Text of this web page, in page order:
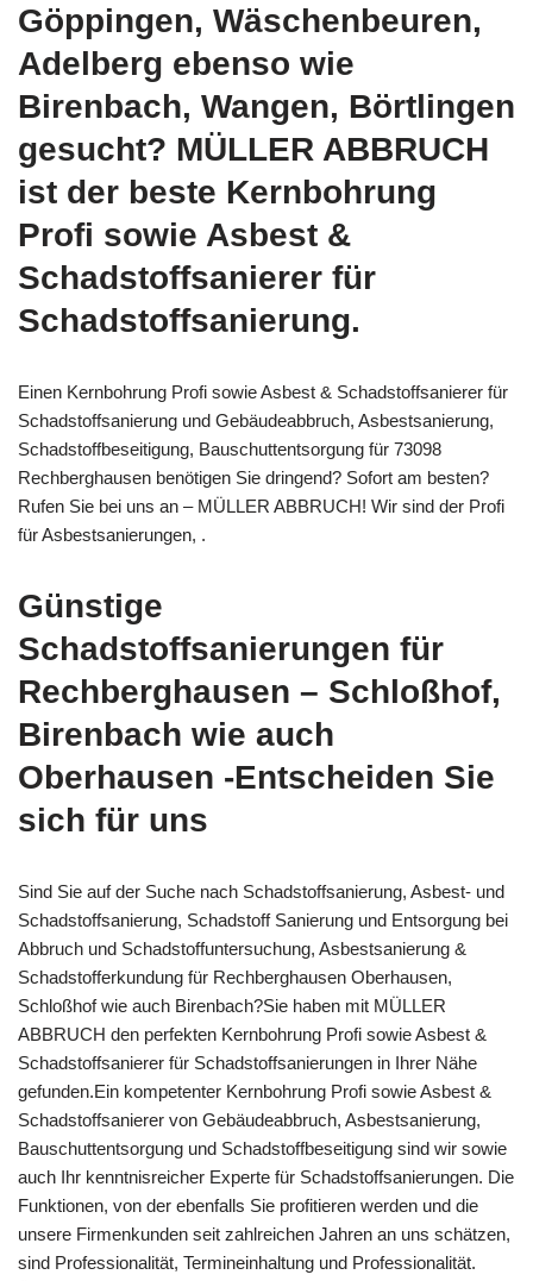
Göppingen, Wäschenbeuren,
Adelberg ebenso wie
Birenbach, Wangen, Börtlingen
gesucht? MÜLLER ABBRUCH
ist der beste Kernbohrung
Profi sowie Asbest &
Schadstoffsanierer für
Schadstoffsanierung.
Einen Kernbohrung Profi sowie Asbest & Schadstoffsanierer für
Schadstoffsanierung und Gebäudeabbruch, Asbestsanierung,
Schadstoffbeseitigung, Bauschuttentsorgung für 73098
Rechberghausen benötigen Sie dringend? Sofort am besten?
Rufen Sie bei uns an – MÜLLER ABBRUCH! Wir sind der Profi
für Asbestsanierungen, .
Günstige
Schadstoffsanierungen für
Rechberghausen – Schloßhof,
Birenbach wie auch
Oberhausen -Entscheiden Sie
sich für uns
Sind Sie auf der Suche nach Schadstoffsanierung, Asbest- und
Schadstoffsanierung, Schadstoff Sanierung und Entsorgung bei
Abbruch und Schadstoffuntersuchung, Asbestsanierung &
Schadstofferkundung für Rechberghausen Oberhausen,
Schloßhof wie auch Birenbach?Sie haben mit MÜLLER
ABBRUCH den perfekten Kernbohrung Profi sowie Asbest &
Schadstoffsanierer für Schadstoffsanierungen in Ihrer Nähe
gefunden.Ein kompetenter Kernbohrung Profi sowie Asbest &
Schadstoffsanierer von Gebäudeabbruch, Asbestsanierung,
Bauschuttentsorgung und Schadstoffbeseitigung sind wir sowie
auch Ihr kenntnisreicher Experte für Schadstoffsanierungen. Die
Funktionen, von der ebenfalls Sie profitieren werden und die
unsere Firmenkunden seit zahlreichen Jahren an uns schätzen,
sind Professionalität, Termineinhaltung und Professionalität.